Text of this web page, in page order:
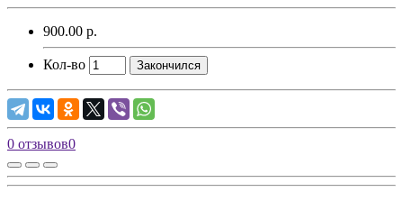
900.00 р.
Кол-во Закончился
0 отзывов0